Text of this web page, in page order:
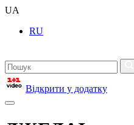
UA
RU
Відкрити у додатку